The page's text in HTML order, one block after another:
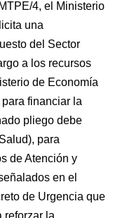
4, el Ministerio
una
del Sector
a los recursos
de Economía
financiar la
pliego debe
para
de Atención y
en el
de Urgencia que
reforzar la